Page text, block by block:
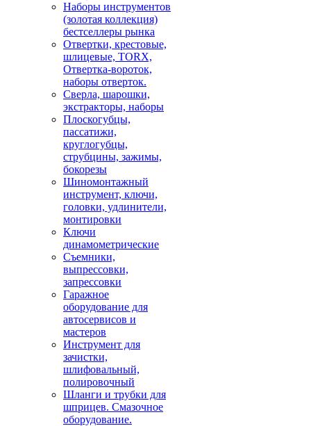
Наборы инструментов
(золотая коллекция)
бестселлеры рынка
Отвертки, крестовые,
шлицевые, TORX,
Отвертка-вороток,
наборы отверток.
Сверла, шарошки,
экстракторы, наборы
Плоскогубцы,
пассатижи,
круглогубцы,
струбцины, зажимы,
бокорезы
Шиномонтажный
инструмент, ключи,
головки, удлинители,
монтировки
Ключи
динамометрические
Съемники,
выпрессовки,
запрессовки
Гаражное
оборудование для
автосервисов и
мастеров
Инструмент для
зачистки,
шлифовальный,
полировочный
Шланги и трубки для
шприцев. Смазочное
оборудование.